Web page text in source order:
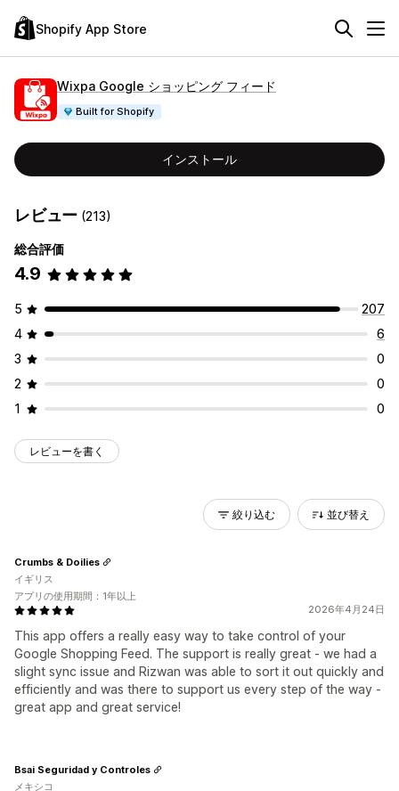
Shopify App Store
Wixpa Google ショッピング フィード
Built for Shopify
インストール
レビュー (213)
総合評価
4.9
5
207
4
6
3
0
2
0
1
0
レビューを書く
絞り込む 並び替え
2026年4月24日
This app offers a really easy way to take control of your
Google Shopping Feed. The support is really great - we had a
slight sync issue and Rizwan was able to sort it out quickly and
efficiently and was there to support us every step of the way -
great app and great service!
Crumbs & Doilies
イギリス
アプリの使用期間：1年以上
Bsai Seguridad y Controles
メキシコ